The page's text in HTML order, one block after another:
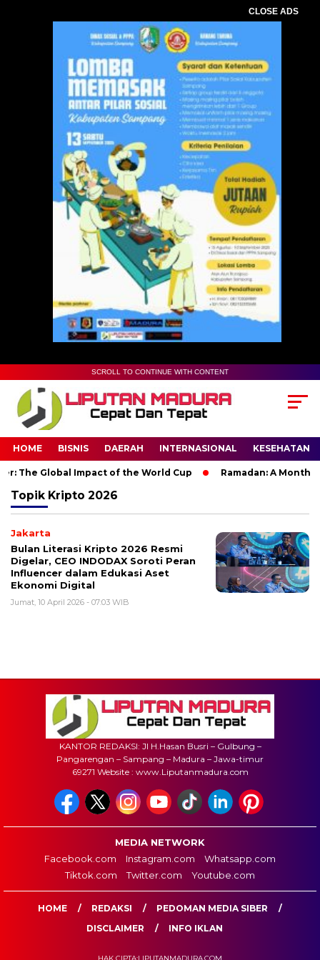
CLOSE ADS
SCROLL TO CONTINUE WITH CONTENT
HOME BISNIS DAERAH INTERNASIONAL KESEHATAN
The Global Impact of the World Cup Ramadan: A Month
Topik Kripto 2026
Jakarta
Bulan Literasi Kripto 2026 Resmi
Digelar, CEO INDODAX Soroti Peran
Influencer dalam Edukasi Aset
Ekonomi Digital
Jumat, 10 April 2026 - 07:03 WIB
KANTOR REDAKSI: Jl H.Hasan Busri – Gulbung –
Pangarengan – Sampang – Madura – Jawa-timur
69271 Website : www.Liputanmadura.com
MEDIA NETWORK
Facebook.com
Instagram.com
Whatsapp.com
Tiktok.com
Twitter.com Youtube.com
HOME REDAKSI
PEDOMAN MEDIA SIBER
DISCLAIMER
INFO IKLAN